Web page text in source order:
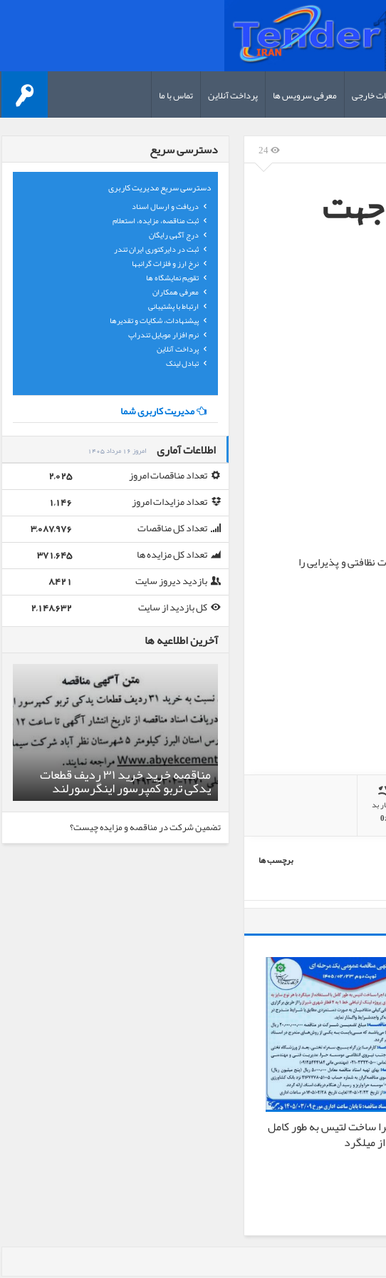
خارجی معرفی سرویس ها پرداخت آنلاین تماس با ما
24
نیرو جهت
۲۵ نفر نیرو جهت اخذ خدمات نظافتی و پذیرایی را
بد
برچسب ها
ساخت لتیس به طور کامل
میلگرد
دسترسی سریع
دسترسی سریع مدیریت کاربری
دریافت و ارسال اسناد
ثبت مناقصه، مزایده، استعلام
درج آگهی رایگان
ثبت در دایرکتوری ایران تندر
نرخ ارز و فلزات گرانبها
تقویم نمایشگاه ها
معرفی همکاران
ارتباط با پشتیبانی
پیشنهادات، شکایات و تقدیرها
نرم افزار موبایل تندراپ
پرداخت آنلاین
تبادل لینک
مدیریت کاربری شما
اطلاعات آماری امروز 16 مرداد 1405
تعداد مناقصات امروز
2,025
تعداد مزایدات امروز
1,146
تعداد کل مناقصات
3,087,976
تعداد کل مزایده ها
371,645
بازدید دیروز سایت
8,421
کل بازدید از سایت
2,148,632
آخرین اطلاعیه ها
مناقصه خرید خرید ۳۱ ردیف قطعات
یدکی تربو کمپرسور اینگرسورلند
تضمین شرکت در مناقصه و مزایده چیست؟